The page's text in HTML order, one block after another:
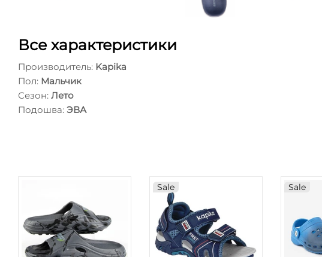
Все характеристики
Производитель: Kapika
Пол: Мальчик
Сезон: Лето
Подошва: ЭВА
Sale Sale